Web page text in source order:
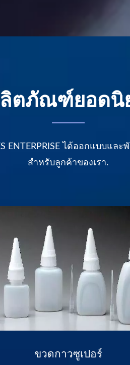
ตภัณฑ์ยอดนิ
ENTERPRISE ได้ออกแบบ
สำหรับลูกค้าของเรา.
ขวดกาวซูเปอร์